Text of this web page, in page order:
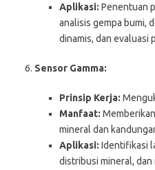
Aplikasi: Penentuan
analisis gempa bumi,
dinamis, dan evaluasi
Sensor Gamma:
Prinsip Kerja:
Manfaat:
mineral dan
Aplikasi: Identifikasi
distribusi mineral,